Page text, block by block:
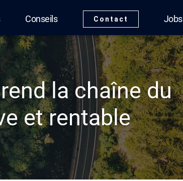
Conseils Contact Jobs
la chaîne du
et rentable